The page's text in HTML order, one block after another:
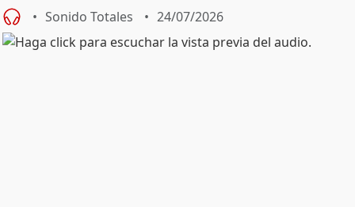
Sonido Totales 24/07/2026